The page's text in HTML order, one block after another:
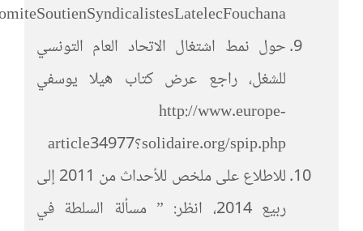
حول نمط اشتغال الاتحاد العام التونسي
للشغل، راجع عرض كتاب هيلا يوسفي
http://www.europe-
solidaire.org/spip.php؟article34977
للاطلاع على ملخص للأحداث من 2011 إلى
ربيع 2014، انظر: ” مسألة السلطة في